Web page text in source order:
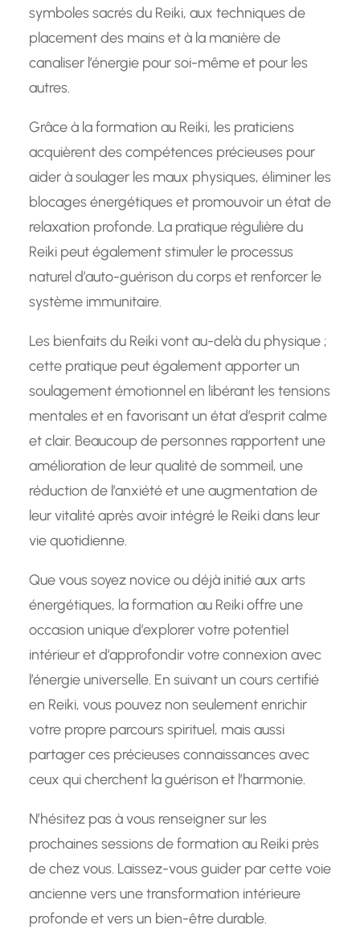
symboles sacrés du Reiki, aux techniques de
placement des mains et à la manière de
canaliser l’énergie pour soi-même et pour les
autres.
Grâce à la formation au Reiki, les praticiens
acquièrent des compétences précieuses pour
aider à soulager les maux physiques, éliminer les
blocages énergétiques et promouvoir un état de
relaxation profonde. La pratique régulière du
Reiki peut également stimuler le processus
naturel d’auto-guérison du corps et renforcer le
système immunitaire.
Les bienfaits du Reiki vont au-delà du physique ;
cette pratique peut également apporter un
soulagement émotionnel en libérant les tensions
mentales et en favorisant un état d’esprit calme
et clair. Beaucoup de personnes rapportent une
amélioration de leur qualité de sommeil, une
réduction de l’anxiété et une augmentation de
leur vitalité après avoir intégré le Reiki dans leur
vie quotidienne.
Que vous soyez novice ou déjà initié aux arts
énergétiques, la formation au Reiki offre une
occasion unique d’explorer votre potentiel
intérieur et d’approfondir votre connexion avec
l’énergie universelle. En suivant un cours certifié
en Reiki, vous pouvez non seulement enrichir
votre propre parcours spirituel, mais aussi
partager ces précieuses connaissances avec
ceux qui cherchent la guérison et l’harmonie.
N’hésitez pas à vous renseigner sur les
prochaines sessions de formation au Reiki près
de chez vous. Laissez-vous guider par cette voie
ancienne vers une transformation intérieure
profonde et vers un bien-être durable.